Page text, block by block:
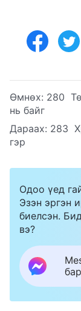
Өмнөх: 280
нь байг
Дараах: 283
гэр
Одоо үед
Эзэн эргэн
биелсэн.
вэ?